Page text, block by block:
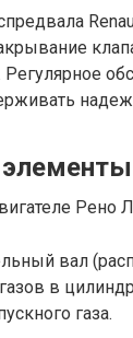
Рено
вал
в
газа.